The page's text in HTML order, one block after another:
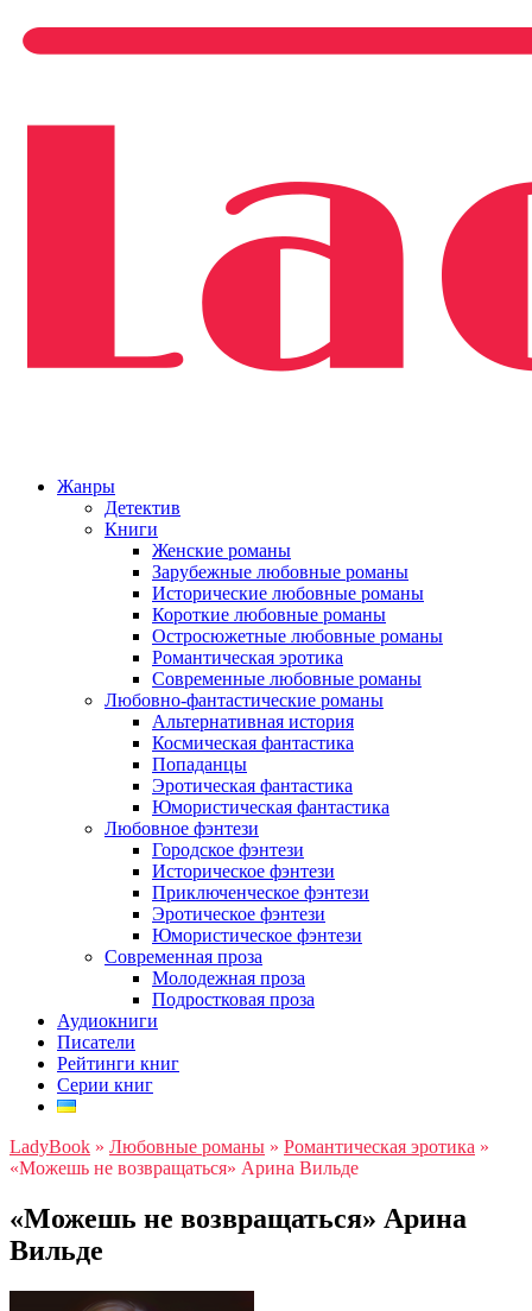
Жанры
Детектив
Книги
Женские романы
Зарубежные любовные романы
Исторические любовные романы
Короткие любовные романы
Остросюжетные любовные романы
Романтическая эротика
Современные любовные романы
Любовно-фантастические романы
Альтернативная история
Космическая фантастика
Попаданцы
Эротическая фантастика
Юмористическая фантастика
Любовное фэнтези
Городское фэнтези
Историческое фэнтези
Приключенческое фэнтези
Эротическое фэнтези
Юмористическое фэнтези
Современная проза
Молодежная проза
Подростковая проза
Аудиокниги
Писатели
Рейтинги книг
Серии книг
LadyBook » Любовные романы » Романтическая эротика »
«Можешь не возвращаться» Арина Вильде
«Можешь не возвращаться» Арина
Вильде